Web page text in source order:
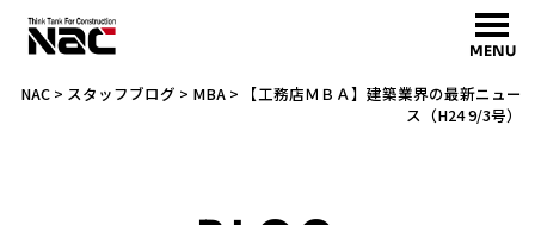
MENU
NAC> スタッフブログ > MBA>
【工務店ＭＢＡ】建築業界の最新ニュー
ス（H24 9/3号）